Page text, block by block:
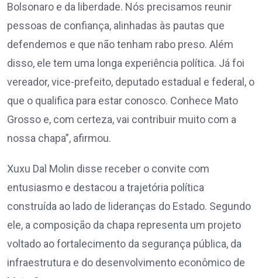
Bolsonaro e da liberdade. Nós precisamos reunir
pessoas de confiança, alinhadas às pautas que
defendemos e que não tenham rabo preso. Além
disso, ele tem uma longa experiência política. Já foi
vereador, vice-prefeito, deputado estadual e federal, o
que o qualifica para estar conosco. Conhece Mato
Grosso e, com certeza, vai contribuir muito com a
nossa chapa”, afirmou.
Xuxu Dal Molin disse receber o convite com
entusiasmo e destacou a trajetória política
construída ao lado de lideranças do Estado. Segundo
ele, a composição da chapa representa um projeto
voltado ao fortalecimento da segurança pública, da
infraestrutura e do desenvolvimento econômico de